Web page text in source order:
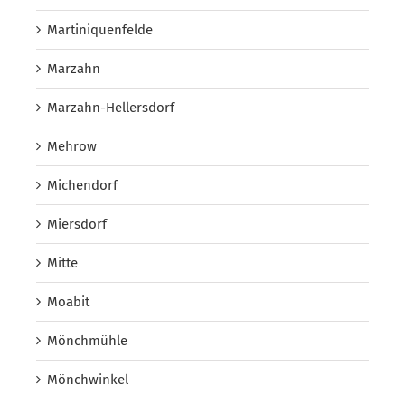
Martiniquenfelde
Marzahn
Marzahn-Hellersdorf
Mehrow
Michendorf
Miersdorf
Mitte
Moabit
Mönchmühle
Mönchwinkel